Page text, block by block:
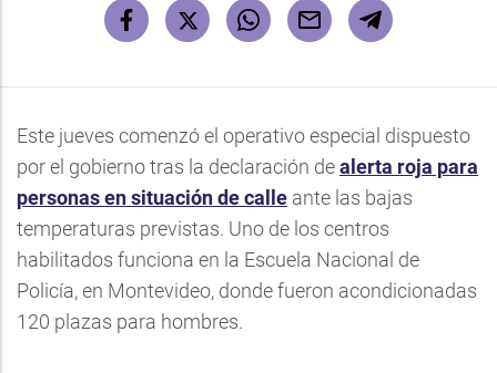
Este jueves comenzó el operativo especial dispuesto
por el gobierno tras la declaración dealerta roja para
personas en situación de calle ante las bajas
temperaturas previstas. Uno de los centros
habilitados funciona en la Escuela Nacional de
Policía, en Montevideo, donde fueron acondicionadas
120 plazas para hombres.